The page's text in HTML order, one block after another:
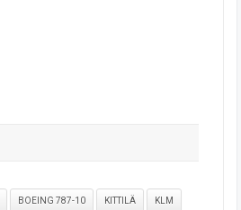
BOEING 787-10 KITTILÄ KLM